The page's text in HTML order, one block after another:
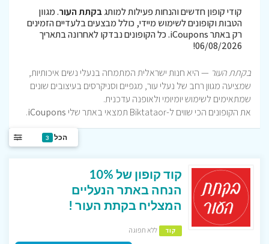
קודי קופון חדשים והנחות פעילות למותגבקתת העור. מגוון
הטבות וקופונים לשימוש מיידי, כולל מבצעים בלעדיים הזמינים
רק באתר iCoupons. כל הקופונים נבדקו לאחרונה בתאריך
06/08/2026!
בקתת העור — היא חנות ישראלית המתמחה בנעלי נשים איכותיות,
שמציעה מגוון רחב של נעלי עור, מגפיים וסניקרסים בעיצובים שונים
שמתאימים לשימוש יומיומי ולאופנה עדכנית.
את הקופונים הכי שווים ל-Biktataor תמצאי באתר שלי
iCoupons
.
הכל 3
קוד קופון של 10%
הנחה באתר הנעליים
המצליח בקתת העור !
קוד ללא תפוגה